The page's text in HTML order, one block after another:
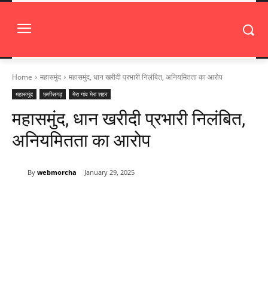
Home महासमुंद महासमुंद, धान खरीदी प्रभारी निलंबित, अनियमितता का आरोप
महासमुंद छत्तीसगढ़ मेरा गांव मेरा शहर
महासमुंद, धान खरीदी प्रभारी निलंबित,
अनियमितता का आरोप
By webmorcha January 29, 2025